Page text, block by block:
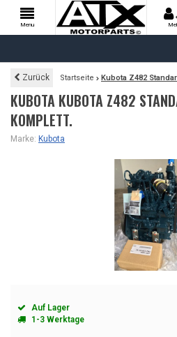
Menu
Zurück Startseite Kubota Z482
KUBOTA KUBOTA Z482
KOMPLETT.
Marke: Kubota
Auf Lager
1-3 Werktage